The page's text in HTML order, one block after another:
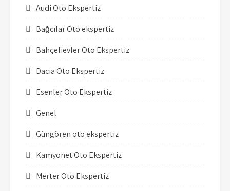
Audi Oto Ekspertiz
Bağcılar Oto ekspertiz
Bahçelievler Oto Ekspertiz
Dacia Oto Ekspertiz
Esenler Oto Ekspertiz
Genel
Güngören oto ekspertiz
Kamyonet Oto Ekspertiz
Merter Oto Ekspertiz